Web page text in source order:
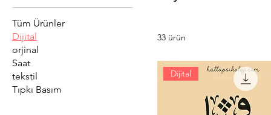
Tüm Ürünler
Dijital
orjinal
Saat
tekstil
Tıpkı Basım
33 ürün
Dijital